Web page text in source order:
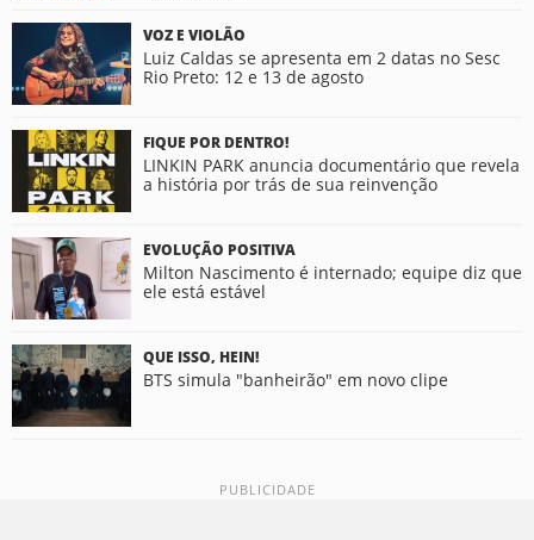
VOZ E VIOLÃO
Luiz Caldas se apresenta em 2 datas no Sesc
Rio Preto: 12 e 13 de agosto
FIQUE POR DENTRO!
LINKIN PARK anuncia documentário que revela
a história por trás de sua reinvenção
EVOLUÇÃO POSITIVA
Milton Nascimento é internado; equipe diz que
ele está estável
QUE ISSO, HEIN!
BTS simula "banheirão" em novo clipe